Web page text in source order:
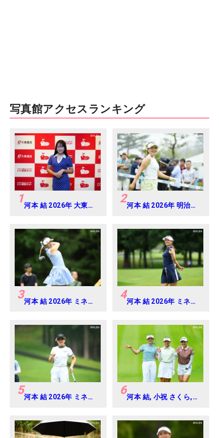
写真館アクセスランキング
1河本 結 2026年 大東建
マ
2河本 結 2026年 明治安
3河本 結 2026年 ミネベ
4河本 結 2026年 ミネベ
5河本 結 2026年 ミネベ
6河本 結, 小祝 さくら,
Round4